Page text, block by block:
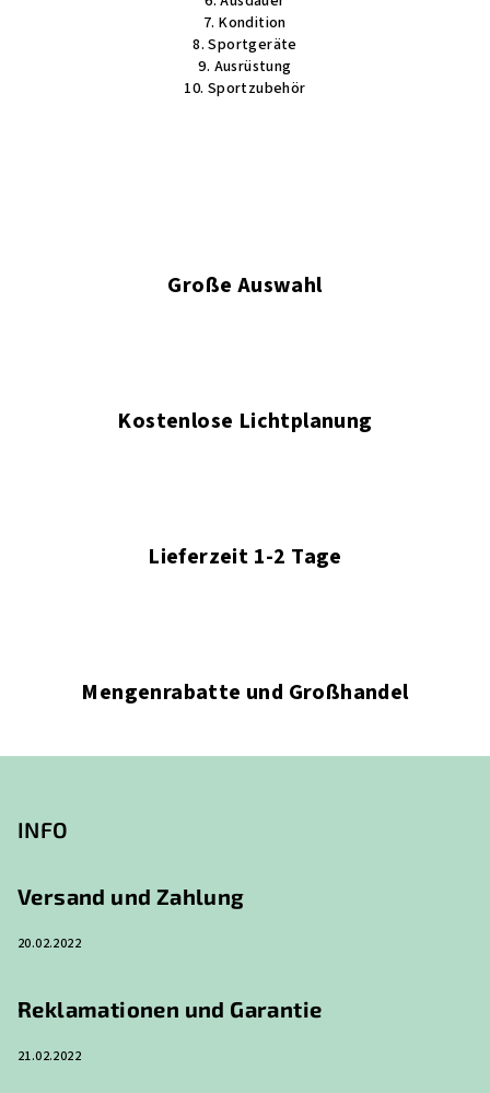
e
m
e
n
s
7. Kondition
8. Sportgeräte
9. Ausrüstung
10. Sportzubehör
Große Auswahl
Kostenlose Lichtplanung
Lieferzeit 1-2 Tage
Mengenrabatte und Großhandel
INFO
Versand und Zahlung
20.02.2022
Reklamationen und Garantie
21.02.2022